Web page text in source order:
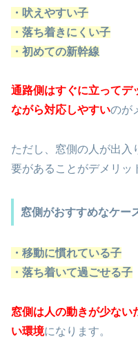
・吠えやすい子
・落ち着きにくい子
・初めての新幹線
通路側はすぐに立ってデ
ながら対応しやすいのが
ただし、窓側の人が出入
要があることがデメリッ
窓側がおすすめなケー
・移動に慣れている子
・落ち着いて過ごせる子
窓側は人の動きが少ない
い環境になります。